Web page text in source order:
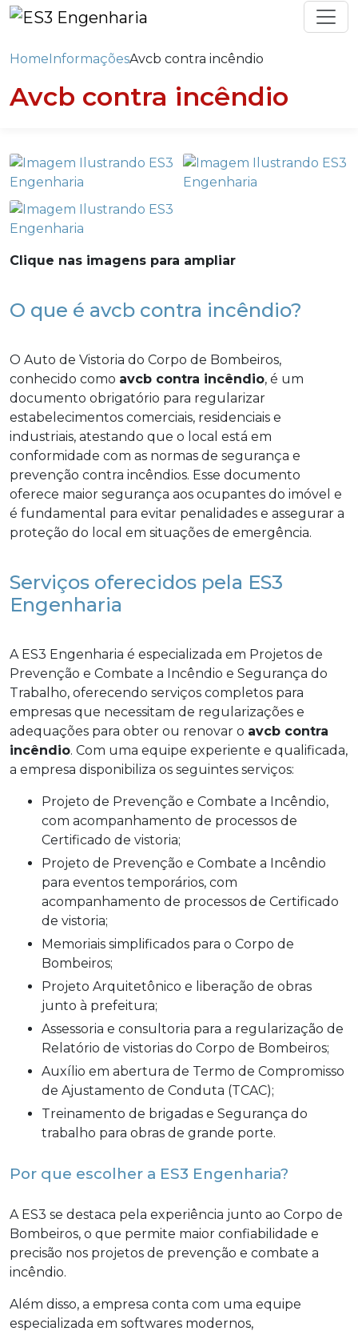
HomeInformaçõesAvcb contra incêndio
Avcb contra incêndio
Clique nas imagens para ampliar
O que é avcb contra incêndio?
O Auto de Vistoria do Corpo de Bombeiros,
conhecido como avcb contra incêndio, é um
documento obrigatório para regularizar
estabelecimentos comerciais, residenciais e
industriais, atestando que o local está em
conformidade com as normas de segurança e
prevenção contra incêndios. Esse documento
oferece maior segurança aos ocupantes do imóvel e
é fundamental para evitar penalidades e assegurar a
proteção do local em situações de emergência.
Serviços oferecidos pela ES3
Engenharia
A ES3 Engenharia é especializada em Projetos de
Prevenção e Combate a Incêndio e Segurança do
Trabalho, oferecendo serviços completos para
empresas que necessitam de regularizações e
adequações para obter ou renovar o avcb contra
incêndio. Com uma equipe experiente e qualificada,
a empresa disponibiliza os seguintes serviços:
Projeto de Prevenção e Combate a Incêndio,
com acompanhamento de processos de
Certificado de vistoria;
Projeto de Prevenção e Combate a Incêndio
para eventos temporários, com
acompanhamento de processos de Certificado
de vistoria;
Memoriais simplificados para o Corpo de
Bombeiros;
Projeto Arquitetônico e liberação de obras
junto à prefeitura;
Assessoria e consultoria para a regularização de
Relatório de vistorias do Corpo de Bombeiros;
Auxílio em abertura de Termo de Compromisso
de Ajustamento de Conduta (TCAC);
Treinamento de brigadas e Segurança do
trabalho para obras de grande porte.
Por que escolher a ES3 Engenharia?
A ES3 se destaca pela experiência junto ao Corpo de
Bombeiros, o que permite maior confiabilidade e
precisão nos projetos de prevenção e combate a
incêndio.
Além disso, a empresa conta com uma equipe
especializada em softwares modernos,